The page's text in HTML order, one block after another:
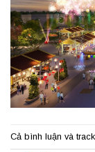
Cả bình luận và